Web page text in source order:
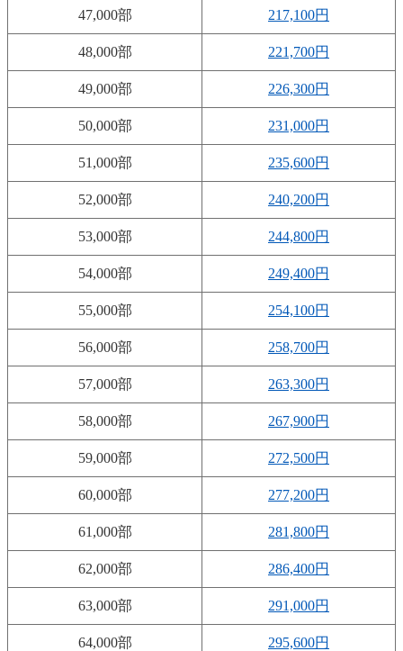
47,000部 217,100円
48,000部 221,700円
49,000部 226,300円
50,000部 231,000円
51,000部 235,600円
52,000部 240,200円
53,000部 244,800円
54,000部 249,400円
55,000部 254,100円
56,000部 258,700円
57,000部 263,300円
58,000部 267,900円
59,000部 272,500円
60,000部 277,200円
61,000部 281,800円
62,000部 286,400円
63,000部 291,000円
64,000部 295,600円